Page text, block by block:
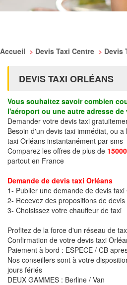
Accueil > Devis Taxi Centre > Devis
DEVIS TAXI ORLÉANS
Vous souhaitez savoir combien
l'aéroport ou une autre adresse
Demander votre devis taxi
Besoin d'un devis taxi immédiat, ou
taxi Orléans instantanément par sms
Comparez les offres de plus de
partout en France
Demande de devis taxi Orléans
1- Publier une demande de devis taxi
2- Recevez des propositions de
3- Choisissez votre chauffeur de taxi
Profitez de la force d'un réseau de
Confirmation de votre devis taxi
Paiement à bord : ESPECE / CB
Nos conseillers sont à votre
jours fériés
DEUX GAMMES : Berline / Van